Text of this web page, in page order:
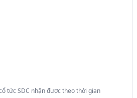
tức SDC nhận được theo thời gian